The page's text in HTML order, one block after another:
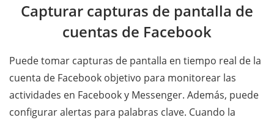
Capturar capturas de pantalla de
cuentas de Facebook
Puede tomar capturas de pantalla en tiempo real de la
cuenta de Facebook objetivo para monitorear las
actividades en Facebook y Messenger. Además, puede
configurar alertas para palabras clave. Cuando la